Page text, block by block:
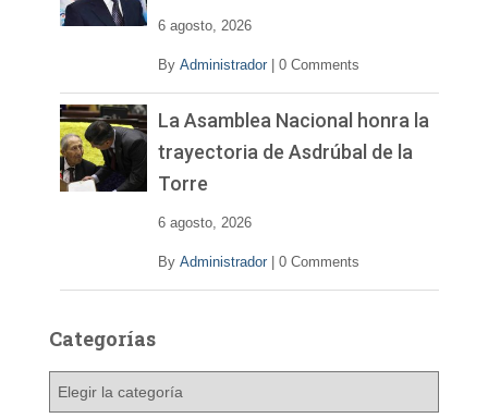
6 agosto, 2026
By Administrador 0 Comments
La Asamblea Nacional honra la
trayectoria de Asdrúbal de la
Torre
6 agosto, 2026
By Administrador 0 Comments
Categorías